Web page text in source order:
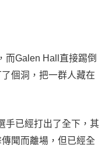
而Galen Hall直接踢倒
個洞，把一群人藏在
手已經打出了全下，其
聞而離場，但已經全